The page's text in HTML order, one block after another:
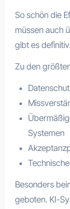
So schön die
müssen auch
gibt es definitiv.
Zu den
Systemen
Besonders
geboten. KI-